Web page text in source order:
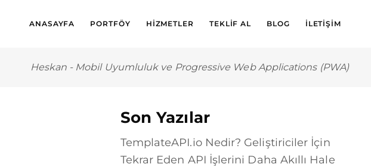
ANASAYFA PORTFÖY HIZMETLER TEKLIF AL BLOG İLETIŞIM
Heskan - Mobil Uyumluluk ve Progressive Web Applications (PWA)
Son Yazılar
TemplateAPI.io Nedir? Geliştiriciler İçin
Tekrar Eden API İşlerini Daha Akıllı Hale